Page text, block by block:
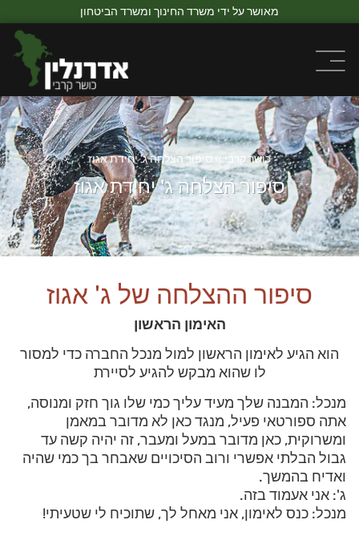
מאושר על ידי משרד החינוך ומשרד הביטחון
כושר קרבי » סיפור הצלחה ג’ יחידת אגוז
סיפור הצלחה ג' יחידת אגוז
סיפור ההצלחה של ג' אגוז
האימון הראשון
הוא הגיע לאימון הראשון למול מנכל החברה כדי למסור
לו שהוא מבקש להגיע לסיירת
מנכל: המבנה שלך מעיד עליך כמי שלו גוך חזק ומנוסה,
אתה ספורטאי פעיל, מנגד כאן לא מדובר במאמן
ומשרוקית, כאן מדובר במעל ומעבר, זה יהיה קשה עד
גבול הבלתי אפשרי ורוב הסיכויים שאבחר בך כמי שהיה
ואדיח בהמשך.
ג': אני אעמוד בזה.
מנכל: כנס לאימון, אני מאחל לך, שתוכיח לי שטעיתי!